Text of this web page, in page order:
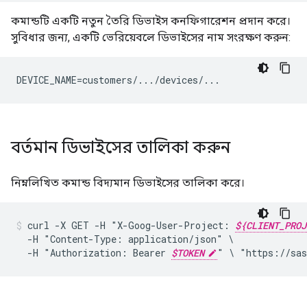
কমান্ডটি একটি নতুন তৈরি ডিভাইস কনফিগারেশন প্রদান করে।
সুবিধার জন্য, একটি ভেরিয়েবলে ডিভাইসের নাম সংরক্ষণ করুন:
DEVICE_NAME=customers/.../devices/...
বর্তমান ডিভাইসের তালিকা করুন
নিম্নলিখিত কমান্ড বিদ্যমান ডিভাইসের তালিকা করে।
curl -X GET -H "X-Goog-User-Project:
-H "Content-Type: application/json"
-H "Authorization: Bearer $TOKEN " \ "https://